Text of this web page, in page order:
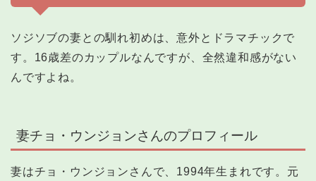
ソジソブの妻との馴れ初めは、意外とドラマチックで
す。16歳差のカップルなんですが、全然違和感がない
んですよね。
妻チョ・ウンジョンさんのプロフィール
妻はチョ・ウンジョンさんで、1994年生まれです。元